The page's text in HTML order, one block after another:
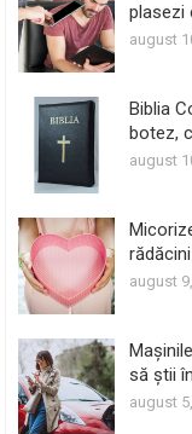
plasezi
august
Biblia
botez,
august
august
să știi
august